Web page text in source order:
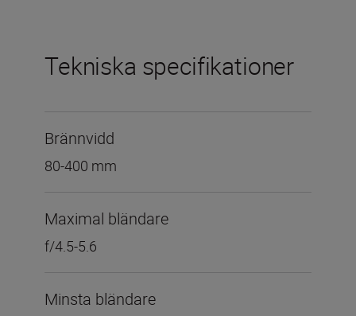
Tekniska specifikationer
Brännvidd
80-400 mm
Maximal bländare
f/4.5-5.6
Minsta bländare